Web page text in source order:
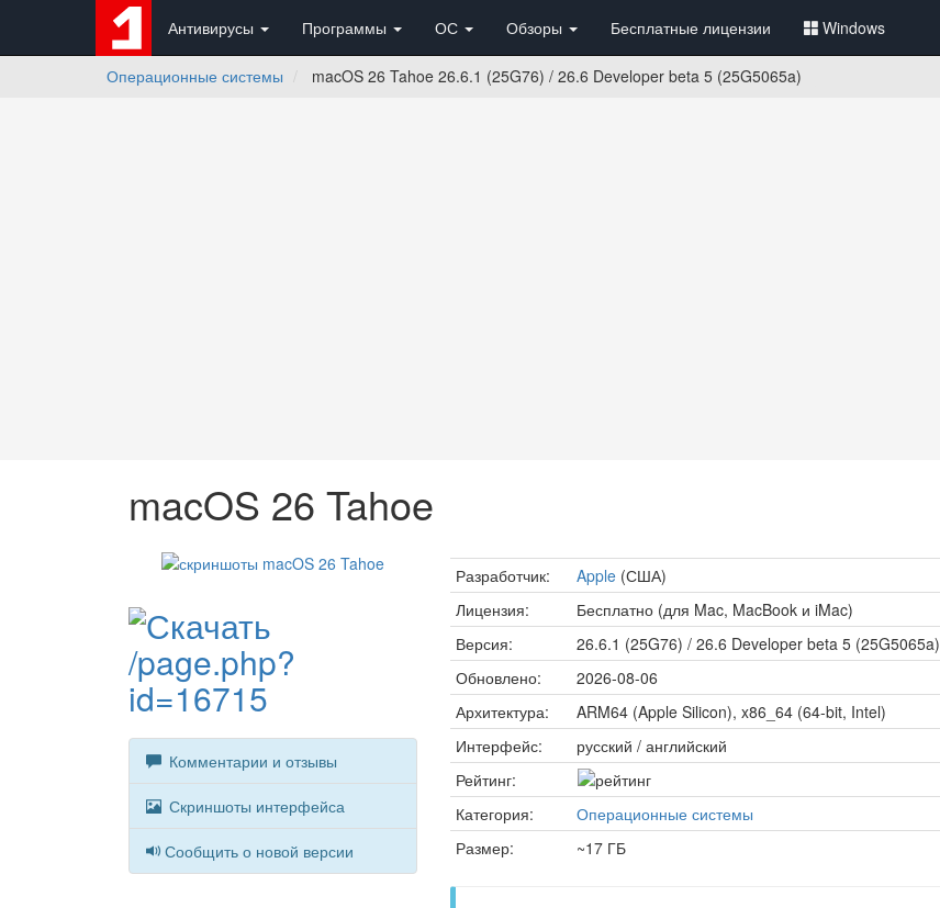
Антивирусы Программы ОС Обзоры Бесплатные лицензии Windows
Операционные системы macOS 26 Tahoe 26.6.1 (25G76) / 26.6 Developer beta 5 (25G5065a)
macOS 26 Tahoe
Комментарии и отзывы
Скриншоты интерфейса
Сообщить о новой версии
Разработчик: Apple(США)
Лицензия:
Бесплатно (для Mac, MacBook и iMac)
Версия:
26.6.1 (25G76) / 26.6 Developer beta 5 (25G5065a)
Обновлено:
2026-08-06
Архитектура:
ARM64 (Apple Silicon), x86_64 (64-bit, Intel)
Интерфейс:
русский / английский
Рейтинг:
Категория:
Операционные системы
Размер:
~17 ГБ